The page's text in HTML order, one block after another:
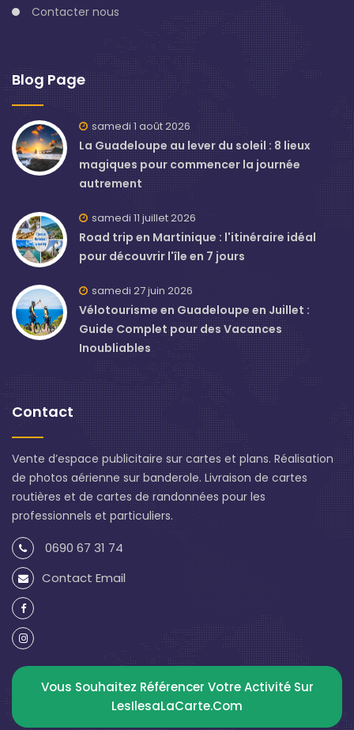
Contacter nous
Blog Page
samedi 1 août 2026
La Guadeloupe au lever du soleil : 8 lieux
magiques pour commencer la journée
autrement
samedi 11 juillet 2026
Road trip en Martinique : l'itinéraire idéal
pour découvrir l'île en 7 jours
samedi 27 juin 2026
Vélotourisme en Guadeloupe en Juillet :
Guide Complet pour des Vacances
Inoubliables
Contact
Vente d’espace publicitaire sur cartes et plans. Réalisation
de photos aérienne sur banderole. Livraison de cartes
routières et de cartes de randonnées pour les
professionnels et particuliers.
0690 67 31 74
Contact Email
Vous Souhaitez Référencer Votre Activité Sur
LesIlesaLaCarte.com